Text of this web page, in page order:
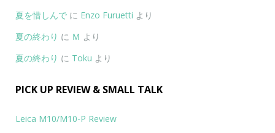
夏を惜しんで に Enzo Furuetti より
夏の終わり に Ｍ より
夏の終わり に Toku より
PICK UP REVIEW & SMALL TALK
Leica M10/M10-P Review